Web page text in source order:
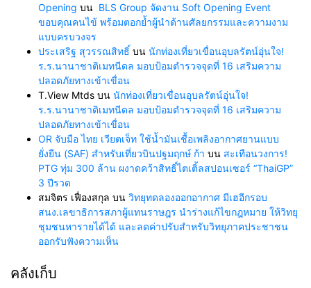
Opening บน BLS Group จัดงาน Soft Opening Event
ขอบคุณคนไข้ พร้อมตอกย้ำผู้นำด้านศัลยกรรมและความงาม
แบบครบวงจร
ประเสริฐ สุวรรณสิทธิ์ บน นักท่องเที่ยวเขื่อนอุบลรัตน์อุ่นใจ!
ร.ร.นานาชาติเมทนีดล มอบป้อมตำรวจจุดที่ 16 เสริมความ
ปลอดภัยทางเข้าเขื่อน
T.View Mtds บน นักท่องเที่ยวเขื่อนอุบลรัตน์อุ่นใจ!
ร.ร.นานาชาติเมทนีดล มอบป้อมตำรวจจุดที่ 16 เสริมความ
ปลอดภัยทางเข้าเขื่อน
OR จับมือ ไทย เวียตเจ็ท ใช้น้ำมันเชื้อเพลิงอากาศยานแบบ
ยั่งยืน (SAF) สำหรับเที่ยวบินปฐมฤกษ์ ก้า บน สะเทือนวงการ!
PTG ทุ่ม 300 ล้าน ผงาดคว้าสิทธิ์ไตเติ้ลสปอนเซอร์ “ThaiGP”
3 ปีรวด
สมจิตร เฟื่องสกุล บน วิทยุทดลองออกอากาศ มีเฮอีกรอบ
สนง.เลขาธิการสภาผู้แทนราษฎร นำร่างแก้ไขกฎหมาย ให้วิทยุ
ชุมชนหารายได้ได้ และลดค่าปรับสำหรับวิทยุภาคประชาชน
ออกรับฟังความเห็น
คลังเก็บ